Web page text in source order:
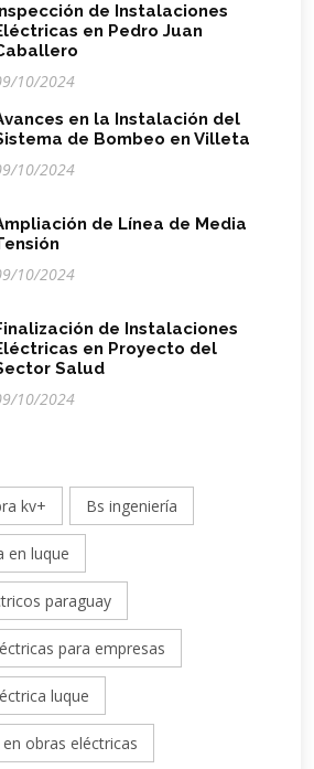
de Instalaciones
en Pedro Juan
10/2024
en la Instalación del
de Bombeo en Villeta
10/2024
de Línea de Media
10/2024
de Instalaciones
en Proyecto del
Salud
10/2024
kv+ Bs ingeniería
en luque
paraguay
para empresas
luque
obras eléctricas